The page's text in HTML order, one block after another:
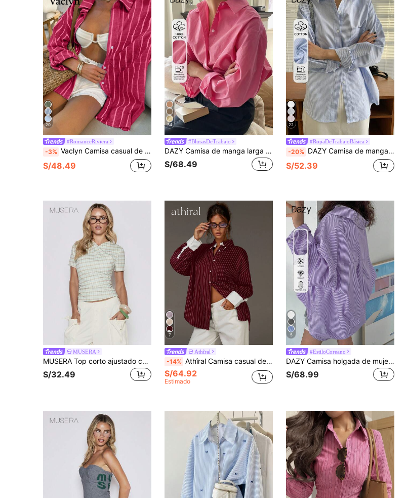
20
#RomanceRiviera
-3% Vaclyn Camisa casual de mujer de un solo pecho con hombros caídos y mangas enrolladas a rayas
S/48.49
34
#BlusasDeTrabajo
DAZY Camisa de manga larga con botones y hombros caídos
S/68.49
22
#RopaDeTrabajoBásica
-20% DAZY Camisa de manga larga con hombros caídos y rayas verticales
S/52.39
MUSERA
MUSERA Top corto ajustado con cuello cruzado y cintura ceñida, a cuadros multicolor verde, estilo coolgirl, informal y lindo para uso diario
S/32.49
7
Athîral
-14% Athîral Camisa casual de mujer de manga larga con hombros caídos y botones, camisa de mujer con botones, camisa de mujer oversize con botones, camisas oversize para mujer, camisa a rayas, camisa a rayas con botones para mujer
S/64.92
Estimado
5
#EstiloCoreano
DAZY Camisa holgada de mujer con cuello vuelto y rayas, versátil, azul, primavera/verano/otoño, ropa de mujer manga larga para la escuela
S/68.99